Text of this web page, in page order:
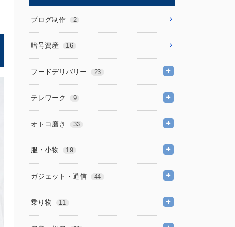
ブログ制作 2
暗号資産 16
フードデリバリー 23
テレワーク 9
オトコ磨き 33
服・小物 19
ガジェット・通信 44
乗り物 11